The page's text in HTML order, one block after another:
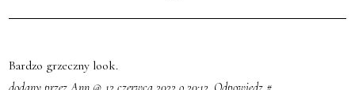
Bardzo grzeczny look.